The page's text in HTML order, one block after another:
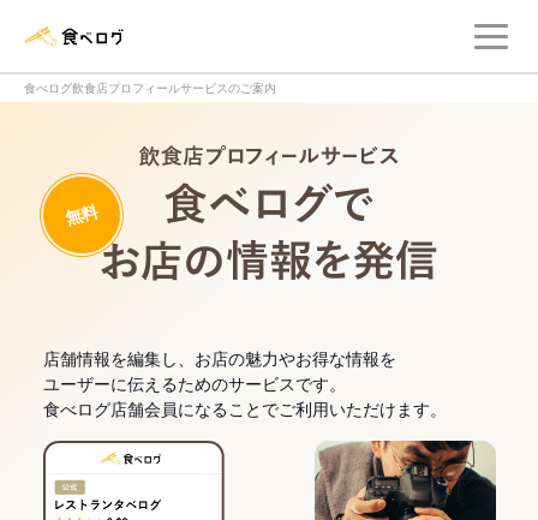
食べログ飲食店プロフィールサービスのご案内
無料
店舗情報を編集し、お店の魅力やお得な情報を
ユーザーに伝えるためのサービスです。
食べログ店舗会員になることでご利用いただけます。